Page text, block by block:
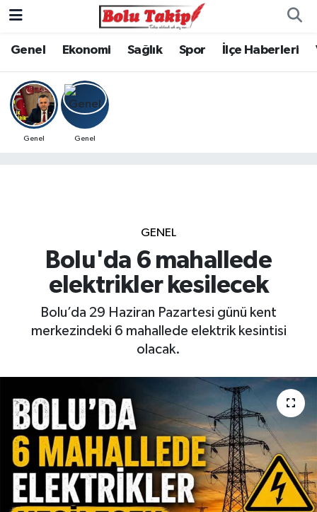
Genel Ekonomi Sağlık Spor İlçe Haberleri
Genel Genel
GENEL
Bolu'da 6 mahallede
elektrikler kesilecek
Bolu’da 29 Haziran Pazartesi günü kent
merkezindeki 6 mahallede elektrik kesintisi
olacak.